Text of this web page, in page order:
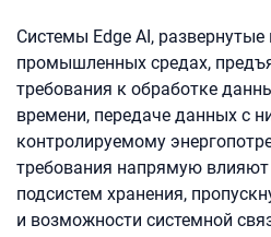
Системы Edge AI,
промышленных средах,
требования к обработке
времени, передаче данных с
контролируемому
требования напрямую влияют
подсистем хранения,
и возможности системной